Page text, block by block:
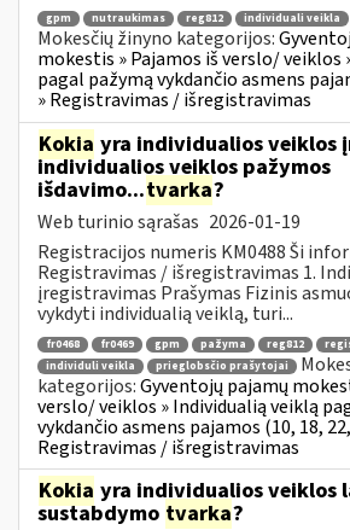
gpm nutraukimas reg812 individuali veikla
Mokesčių žinyno kategorijos:
mokestis » Pajamos iš verslo/ veiklos
pagal pažymą vykdančio asmens
» Registravimas / išregistravimas
Kokia yra individualios veiklos
individualios veiklos pažymos
išdavimo...tvarka?
Web turinio sąrašas 2026-01-19
Registracijos numeris KM0488 Ši
Registravimas / išregistravimas 1.
įregistravimas Prašymas Fizinis
vykdyti individualią veiklą, turi...
fr0468 fr0469 gpm pažyma reg812
individuli veikla
prieglobsčio prašytojai
kategorijos:Gyventojų pajamų
verslo/ veiklos » Individualią veiklą
vykdančio asmens pajamos (10, 18,
Registravimas / išregistravimas
Kokia yra individualios veiklos
sustabdymo tvarka?